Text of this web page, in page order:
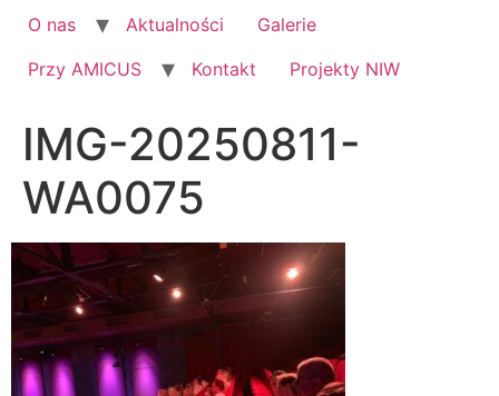
O nas Aktualności
Galerie
Przy AMICUS
Kontakt Projekty NIW
IMG-20250811-
WA0075